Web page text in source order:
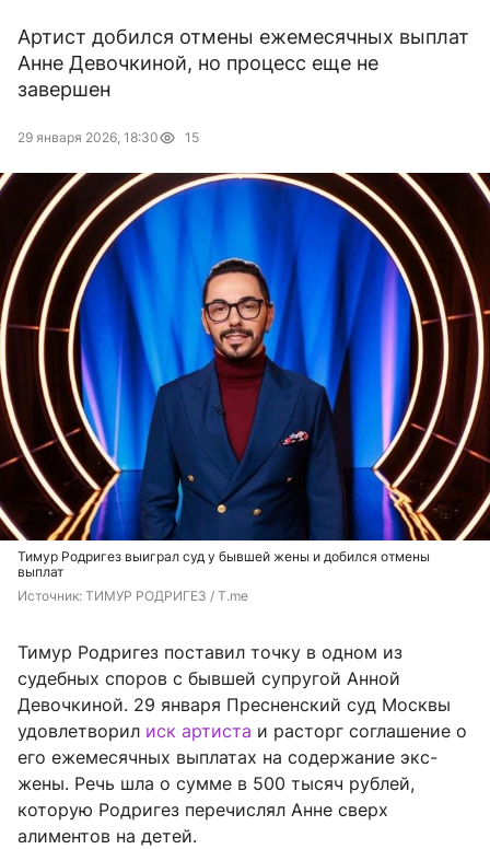
Артист добился отмены ежемесячных выплат
Анне Девочкиной, но процесс еще не
завершен
29 января 2026, 18:30 15
Тимур Родригез выиграл суд у бывшей жены и добился отмены
выплат
Источник: ТИМУР РОДРИГЕЗ / T.me
Тимур Родригез поставил точку в одном из
судебных споров с бывшей супругой Анной
Девочкиной. 29 января Пресненский суд Москвы
удовлетворил иск артиста и расторг соглашение о
его ежемесячных выплатах на содержание экс-
жены. Речь шла о сумме в 500 тысяч рублей,
которую Родригез перечислял Анне сверх
алиментов на детей.